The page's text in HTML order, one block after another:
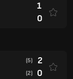
1
0
(5) 2
(2) 0